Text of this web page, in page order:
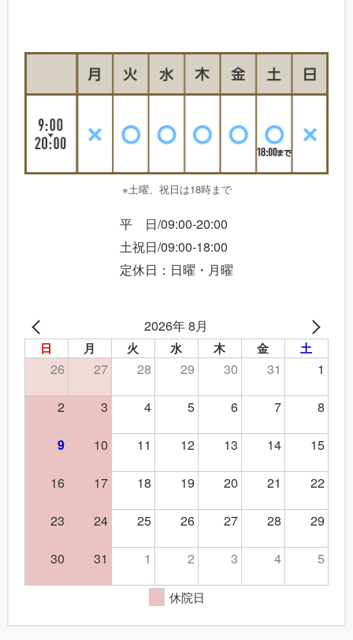
※土曜、祝日は18時まで
平 日/09:00-20:00
土祝日/09:00-18:00
定休日：日曜・月曜
2026年 8月
日 月 火 水 木 金 土
26 27 28 29 30 31
1
2
3 4 5 6 7 8
9 10 11 12 13 14
15
16
17 18 19 20 21
22
23
24 25 26 27 28
29
30
31 1 2 3 4 5
休院日